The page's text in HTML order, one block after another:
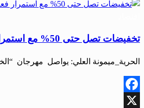
تخفيضات تصل حتى 50% مع استمرار فعاليات مهرجان التسوق في حمص “الخير بكم يا رمضان”
الحرية_ميمونة العلي: يواصل مهرجان
Facebook